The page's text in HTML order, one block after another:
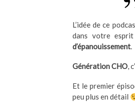
L’idée de ce
dans votre
d’épanouissement.
GénérationCHO,
Et le premier
peu plus en détail